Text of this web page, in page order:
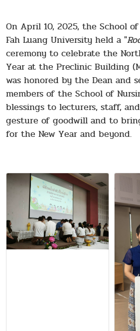
On April 10, 2025, the School
Fah Luang University held a "
ceremony to celebrate the
Year at the Preclinic Building
was honored by the Dean and
members of the School of
blessings to lecturers, staff,
gesture of goodwill and to
for the New Year and beyond.